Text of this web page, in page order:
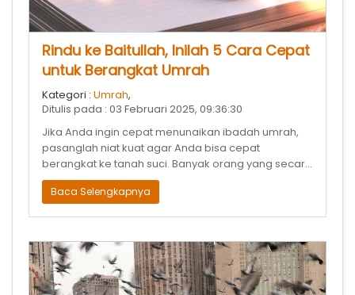
Rindu ke Baitullah, Inilah 5 Cara Cepat
untuk Berangkat Umrah
Kategori : Umrah,
Ditulis pada : 03 Februari 2025, 09:36:30
Jika Anda ingin cepat menunaikan ibadah umrah,
pasanglah niat kuat agar Anda bisa cepat
berangkat ke tanah suci. Banyak orang yang secara
finansial mampu untuk melaksanakan ib
Baca Selengkapnya